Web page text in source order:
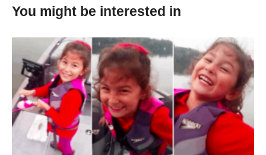
You might be interested in